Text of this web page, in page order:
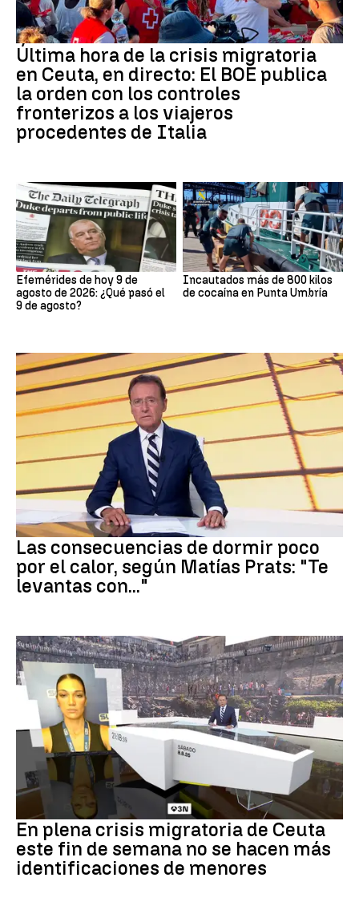
Última hora de la crisis migratoria
en Ceuta, en directo: El BOE publica
la orden con los controles
fronterizos a los viajeros
procedentes de Italia
Efemérides de hoy 9 de
agosto de 2026: ¿Qué pasó el
9 de agosto?
Incautados más de 800 kilos
de cocaína en Punta Umbría
Dormir
Las consecuencias de dormir poco
por el calor, según Matías Prats: "Te
levantas con..."
Crisis en Ceuta
En plena crisis migratoria de Ceuta
este fin de semana no se hacen más
identificaciones de menores